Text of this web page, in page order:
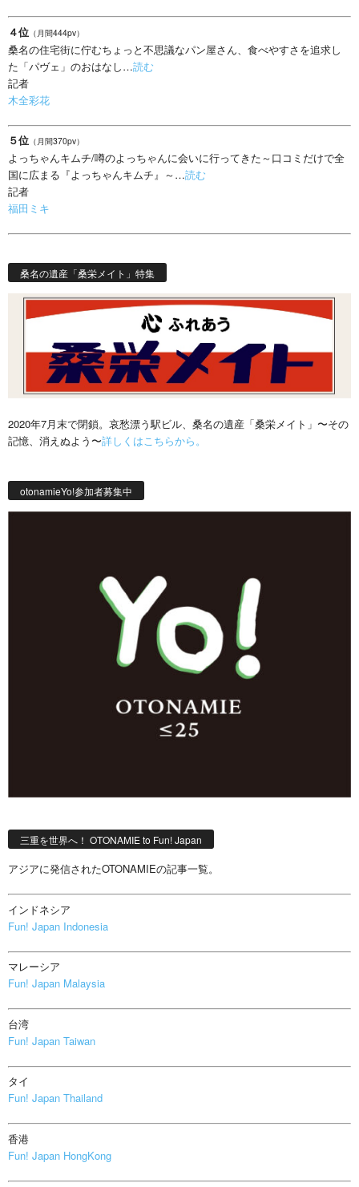
４位 （月間444pv）
桑名の住宅街に佇むちょっと不思議なパン屋さん、食べやすさを追求し
た「パヴェ」のおはなし…読む
記者
木全彩花
５位 （月間370pv）
よっちゃんキムチ/噂のよっちゃんに会いに行ってきた～口コミだけで全
国に広まる『よっちゃんキムチ』～…読む
記者
福田ミキ
桑名の遺産「桑栄メイト」特集
2020年7月末で閉鎖。哀愁漂う駅ビル、桑名の遺産「桑栄メイト」〜その
記憶、消えぬよう〜詳しくはこちらから。
otonamieYo!参加者募集中
三重を世界へ！ OTONAMIE to Fun! Japan
アジアに発信されたOTONAMIEの記事一覧。
インドネシア
Fun! Japan Indonesia
マレーシア
Fun! Japan Malaysia
台湾
Fun! Japan Taiwan
タイ
Fun! Japan Thailand
香港
Fun! Japan HongKong